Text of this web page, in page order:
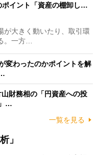
ポイント「資産の棚卸し…
大きく動いたり、取引環
。一方…
変わったのかポイントを解
財務相の「円資産への投
…
一覧を見る
」